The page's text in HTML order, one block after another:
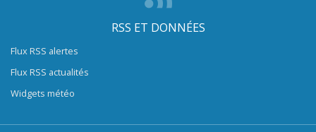
RSS ET DONNÉES
Flux RSS alertes
Flux RSS actualités
Widgets météo